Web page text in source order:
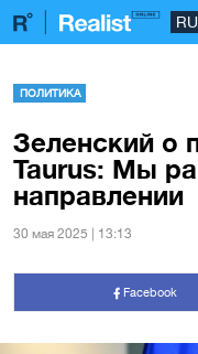
ПОЛИТИКА
Зеленский о
Taurus: Мы
направлении
30 мая 2025 | 13:13
Facebook